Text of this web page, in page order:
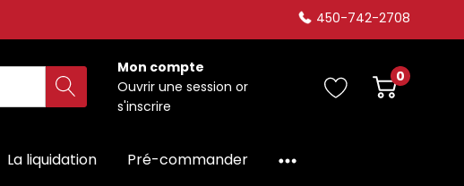
450-742-2708
Mon compte
Ouvrir une session or
s'inscrire
0
La liquidation Pré-commander